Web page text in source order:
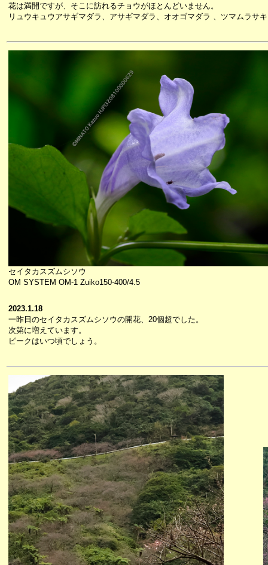
花は満開ですが、そこに訪れるチョウがほとんどいません。
リュウキュウアサギマダラ、アサギマダラ、オオゴマダラ 、ツマムラサ
セイタカスズムシソウ
OM SYSTEM OM-1 Zuiko150-400/4.5
2023.1.18
一昨日のセイタカスズムシソウの開花、20個超でした。
次第に増えています。
ピークはいつ頃でしょう。